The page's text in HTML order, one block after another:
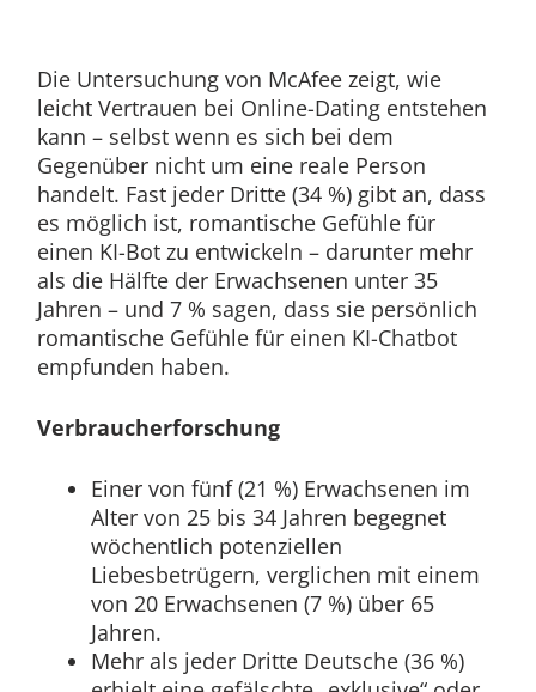
Die Untersuchung von McAfee zeigt, wie
leicht Vertrauen bei Online-Dating entstehen
kann – selbst wenn es sich bei dem
Gegenüber nicht um eine reale Person
handelt. Fast jeder Dritte (34 %) gibt an, dass
es möglich ist, romantische Gefühle für
einen KI-Bot zu entwickeln – darunter mehr
als die Hälfte der Erwachsenen unter 35
Jahren – und 7 % sagen, dass sie persönlich
romantische Gefühle für einen KI-Chatbot
empfunden haben.
Verbraucherforschung
Einer von fünf (21 %) Erwachsenen im
Alter von 25 bis 34 Jahren begegnet
wöchentlich potenziellen
Liebesbetrügern, verglichen mit einem
von 20 Erwachsenen (7 %) über 65
Jahren.
Mehr als jeder Dritte Deutsche (36 %)